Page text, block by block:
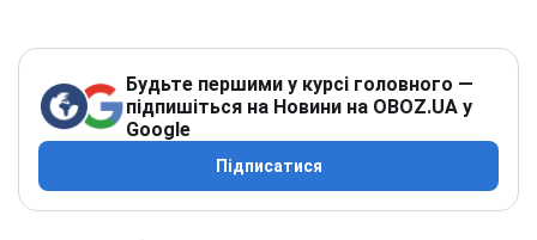
Будьте першими у курсі головного —
підпишіться на Новини на OBOZ.UA у
Google
Підписатися